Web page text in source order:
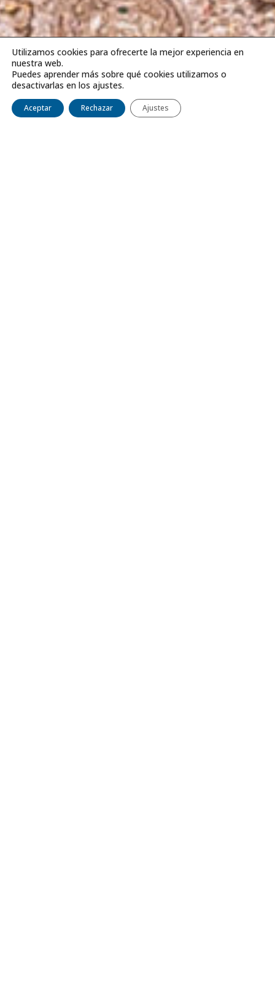
Utilizamos cookies para ofrecerte la mejor experiencia en
nuestra web.
Puedes aprender más sobre qué cookies utilizamos o
desactivarlas en los ajustes.
Aceptar Rechazar Ajustes